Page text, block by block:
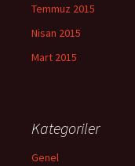
Temmuz 2015
Nisan 2015
Mart 2015
Kategoriler
Genel